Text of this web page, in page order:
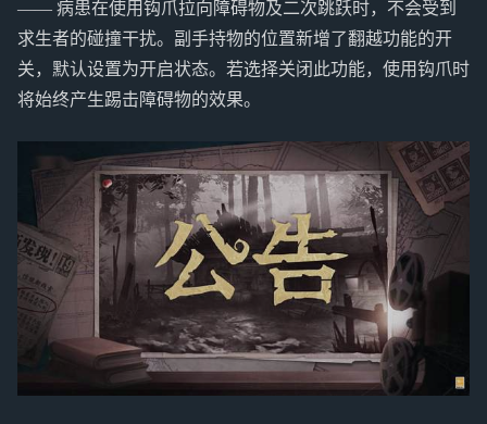
—— 病患在使用钩爪拉向障碍物及二次跳跃时，不会受到
求生者的碰撞干扰。副手持物的位置新增了翻越功能的开
关，默认设置为开启状态。若选择关闭此功能，使用钩爪时
将始终产生踢击障碍物的效果。